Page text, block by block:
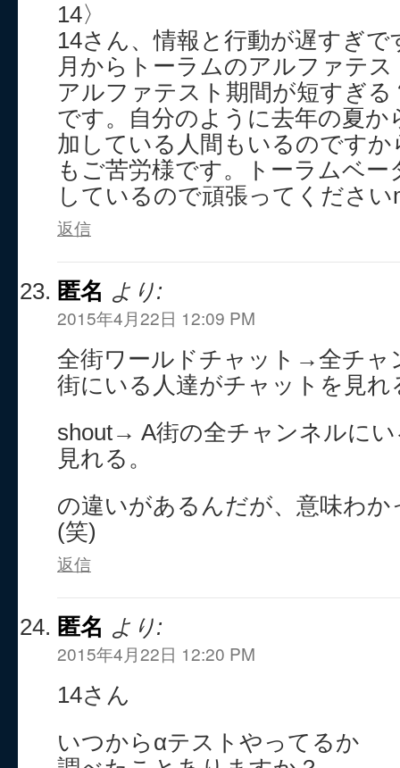
14〉
14さん、情報と行動が遅すぎで
月からトーラムのアルファテ
アルファテスト期間が短すぎ
です。自分のように去年の夏
加している人間もいるのです
もご苦労様です。トーラムベ
しているので頑張ってください
返信
匿名 より:
2015年4月22日 12:09 PM
全街ワールドチャット→全チャ
街にいる人達がチャットを見れ
shout→ A街の全チャンネルに
見れる。
の違いがあるんだが、意味わ
(笑)
返信
匿名 より:
2015年4月22日 12:20 PM
14さん
いつからαテストやってるか